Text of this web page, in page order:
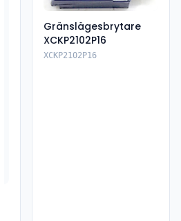
Gränslägesbrytare
XCKP2102P16
XCKP2102P16